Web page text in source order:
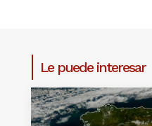
Le puede interesar